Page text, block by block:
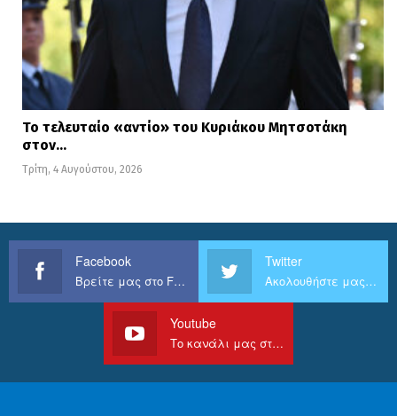
Το τελευταίο «αντίο» του Κυριάκου Μητσοτάκη
στον…
Τρίτη, 4 Αυγούστου, 2026
Facebook
Βρείτε μας στο Facebook
Twitter
Ακολουθήστε μας στο Twitter
Youtube
Το κανάλι μας στο Youtube